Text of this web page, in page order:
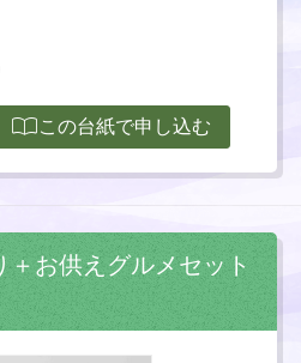
import_contactsこの台紙で申し込む
＋お供えグルメセット